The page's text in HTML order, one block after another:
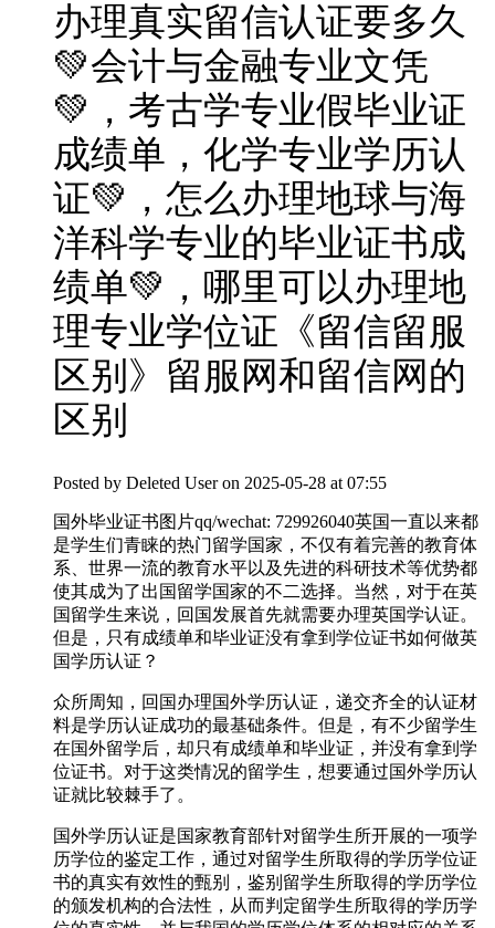
办理真实留信认证要多久
💚会计与金融专业文凭
💚，考古学专业假毕业证
成绩单，化学专业学历认
证💚，怎么办理地球与海
洋科学专业的毕业证书成
绩单💚，哪里可以办理地
理专业学位证《留信留服
区别》留服网和留信网的
区别
Posted by Deleted User on 2025-05-28 at 07:55
国外毕业证书图片qq/wechat: 729926040英国一直以来都
是学生们青睐的热门留学国家，不仅有着完善的教育体
系、世界一流的教育水平以及先进的科研技术等优势都
使其成为了出国留学国家的不二选择。当然，对于在英
国留学生来说，回国发展首先就需要办理英国学认证。
但是，只有成绩单和毕业证没有拿到学位证书如何做英
国学历认证？
众所周知，回国办理国外学历认证，递交齐全的认证材
料是学历认证成功的最基础条件。但是，有不少留学生
在国外留学后，却只有成绩单和毕业证，并没有拿到学
位证书。对于这类情况的留学生，想要通过国外学历认
证就比较棘手了。
国外学历认证是国家教育部针对留学生所开展的一项学
历学位的鉴定工作，通过对留学生所取得的学历学位证
书的真实有效性的甄别，鉴别留学生所取得的学历学位
的颁发机构的合法性，从而判定留学生所取得的学历学